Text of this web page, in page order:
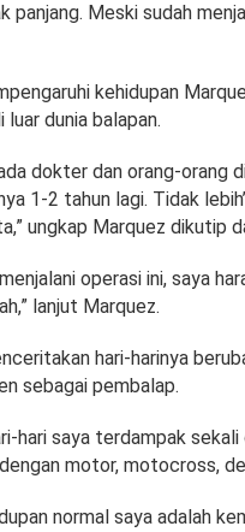
panjang. Meski sudah
kehidupan
luar dunia balapan.
dokter dan orang-orang
1-2 tahun lagi. Tidak
ungkap Marquez dikutip
operasi ini, saya
lanjut Marquez.
hari-harinya
sebagai pembalap.
hari saya terdampak
motor, motocross,
normal saya adalah